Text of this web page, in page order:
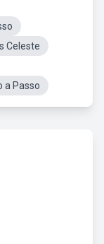
Celeste
a Passo